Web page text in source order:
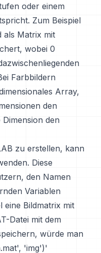
oder einem
Zum Beispiel
als Matrix mit
wobei 0
Farbbildern
Array,
den
den
zu erstellen, kann
Diese
den Namen
Variablen
eine Bildmatrix mit
Datei mit dem
würde man
'img')'